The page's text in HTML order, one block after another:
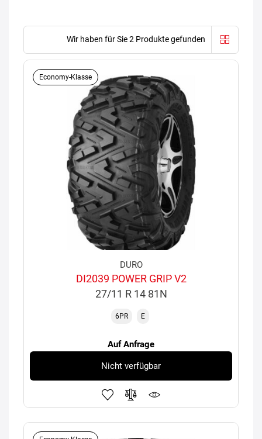
Wir haben für Sie 2 Produkte gefunden
Economy-Klasse
DURO
DI2039 POWER GRIP V2
27/11 R 14 81N
6PR E
Auf Anfrage
Nicht verfügbar